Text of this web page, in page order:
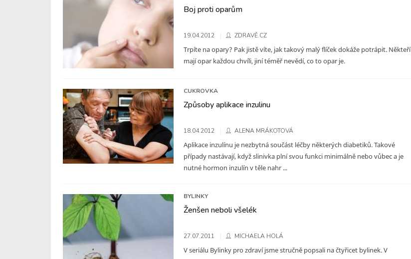
Boj proti oparům
19.04.2012 ZDRAVĚ.CZ
Trpíte na opary? Pak jistě víte, jak takový malý flíček dokáže potrápit. Někteří
mají opar každou chvíli, jiní téměř nevědí, co to opar je.
CUKROVKA
Způsoby aplikace inzulinu
18.04.2012 ALENA MRÁKOTOVÁ
Aplikace inzulínu je nezbytná součást léčby některých diabetiků. Takové
případy nastávají, když slinivka plní svou funkci minimálně nebo vůbec a je
nutné hormon inzulín v těle nahr ...
BYLINKY
Ženšen neboli všelék
27.07.2011 MICHAELA HOLÁ
V seriálu Bylinky pro zdraví jsme stručně popsali na čtyřicet bylinek. V